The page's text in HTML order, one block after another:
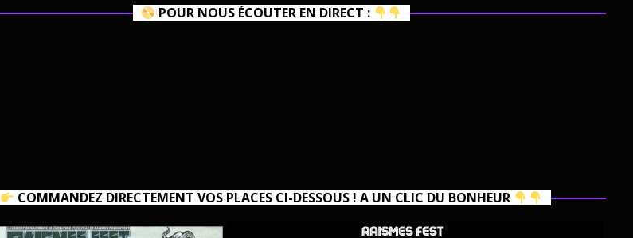
POUR NOUS ÉCOUTER EN DIRECT :
COMMANDEZ DIRECTEMENT VOS PLACES CI-DESSOUS ! A UN CLIC DU BONHEUR